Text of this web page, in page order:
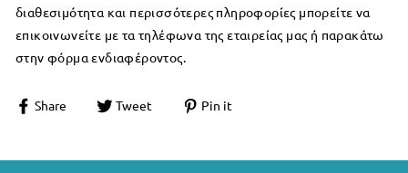
διαθεσιμότητα και περισσότερες πληροφορίες μπορείτε να
επικοινωνείτε με τα τηλέφωνα της εταιρείας μας ή παρακάτω
στην φόρμα ενδιαφέροντος.
Share Tweet Pin it